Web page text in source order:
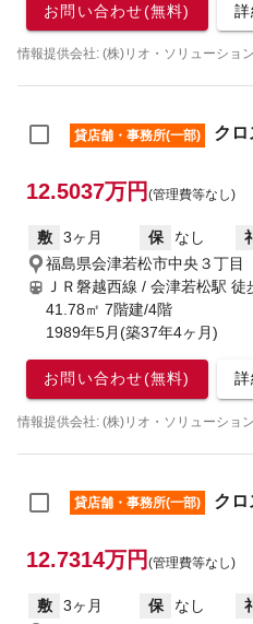
お問い合わせ(無料)
情報提供会社: (株)リオ・ソリューショ
貸店舗・事務所(一部) クロ
12.5037万円 (管理費等なし)
敷 3ヶ月 保 なし
福島県会津若松市中央３丁目
ＪＲ磐越西線 / 会津若松駅 徒
41.78㎡ 7階建/4階
1989年5月(築37年4ヶ月)
お問い合わせ(無料)
情報提供会社: (株)リオ・ソリューショ
貸店舗・事務所(一部) クロ
12.7314万円 (管理費等なし)
敷 3ヶ月 保 なし